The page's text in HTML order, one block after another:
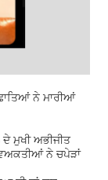
ਨੇ ਮਾਰੀਆਂ
ਮੁਖੀ ਅਭੀਜੀਤ
ਨੇ ਚਪੇੜਾਂ